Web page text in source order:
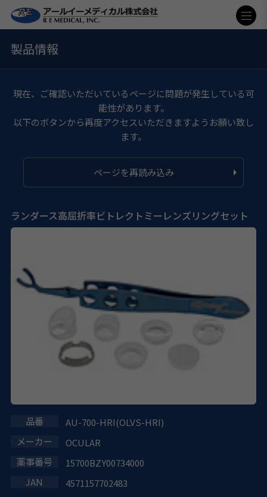
製品情報
現在、ご確認いただいているページに問題が発生している可
能性があります。
以下のボタンから再度アクセスいただきますようお願い致し
ます。
ページを再読み込み
ランダース高屈折率ビトレクトミーレンズリングセット
AU-700-HRI(OLVS-HRI)
OCULAR
15700BZY00734000
4571157702483